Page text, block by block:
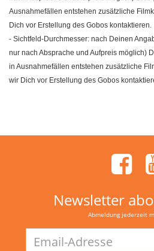
Ausnahmefällen entstehen zusätzliche
Dich vor Erstellung des Gobos kontaktieren.
- Sichtfeld-Durchmesser: nach Deinen
nur nach Absprache und Aufpreis möglich)
in Ausnahmefällen entstehen zusätzliche
wir Dich vor Erstellung des Gobos
Newsletter
Abmeldung jederzeit
Adresse